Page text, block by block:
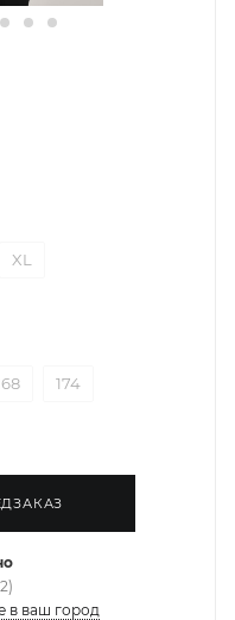
XL
174
в ваш город